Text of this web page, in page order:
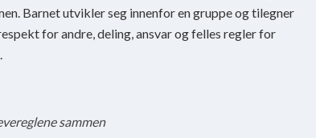
Barnet utvikler seg innenfor en gruppe og tilegner
for andre, deling, ansvar og felles regler for
sammen